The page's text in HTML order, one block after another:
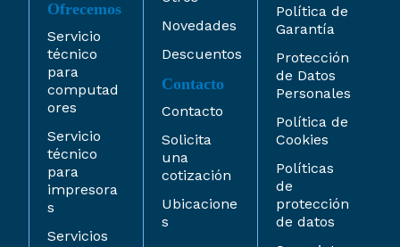
Ofrecemos
Servicio
técnico
para
computad
ores
Servicio
técnico
para
impresora
s
Servicios
Novedades
Descuentos
Contacto
Contacto
Solicita
una
cotización
Ubicacione
s
Política de
Garantía
Protección
de Datos
Personales
Política de
Cookies
Políticas
de
protección
de datos